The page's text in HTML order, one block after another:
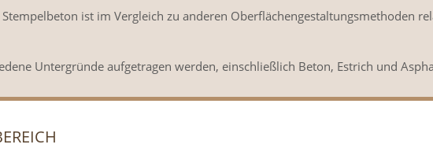
ist im Vergleich zu anderen Oberflächengestaltungsmethoden
Untergründe aufgetragen werden, einschließlich Beton, Estrich und